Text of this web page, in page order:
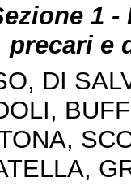
1
precari e
DI